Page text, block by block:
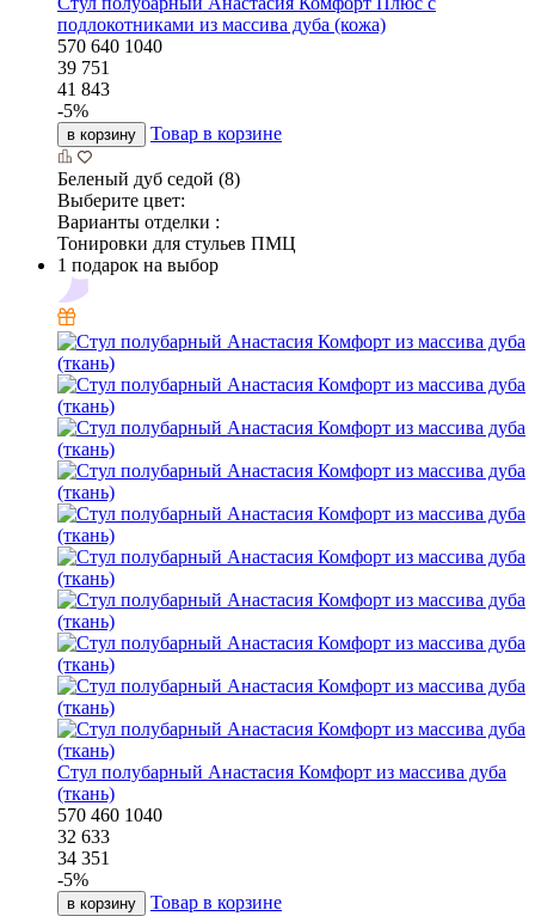
подлокотниками из массива дуба (кожа)
570 640 1040
39 751
41 843
-5%
в корзину Товар в корзине
Беленый дуб седой (8)
Выберите цвет:
Варианты отделки :
Тонировки для стульев ПМЦ
1 подарок на выбор
Стул полубарный Анастасия Комфорт из массива дуба
(ткань)
570 460 1040
32 633
34 351
-5%
в корзину Товар в корзине